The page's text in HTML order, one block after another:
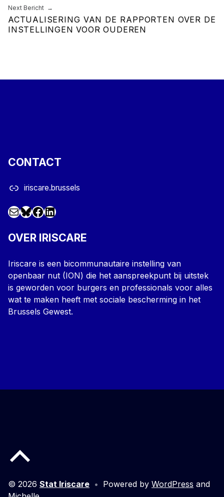
Next Bericht
ACTUALISERING VAN DE RAPPORTEN OVER DE
INSTELLINGEN VOOR OUDEREN
CONTACT
iriscare.brussels
Mail
@iriscare.bsky.social Facebook LinkedIn
OVER IRISCARE
Iriscare is een bicommunautaire instelling van
openbaar nut (ION) die het aanspreekpunt bij uitstek
is geworden voor burgers en professionals voor alles
wat te maken heeft met sociale bescherming in het
Brussels Gewest.
© 2026 Stat Iriscare • Powered by WordPress and